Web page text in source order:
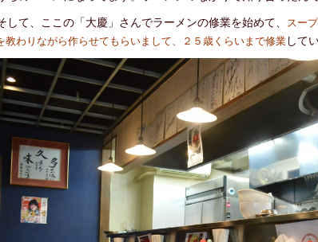
て、ここの「大慶」さんでラーメンの修業を始めて、
スー
教わりながら作らせてもらいまして、２５歳くらいまで修業 して